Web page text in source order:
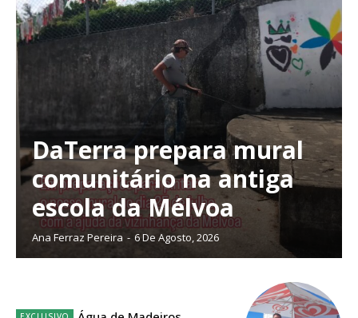
Planos de Assinatura
Faça-se assinante do Região de Cister e ajude-nos a manter este serviço
DaTerra prepara mural
comunitário na antiga
escola da Mélvoa
Ana Ferraz Pereira - 6 De Agosto, 2026